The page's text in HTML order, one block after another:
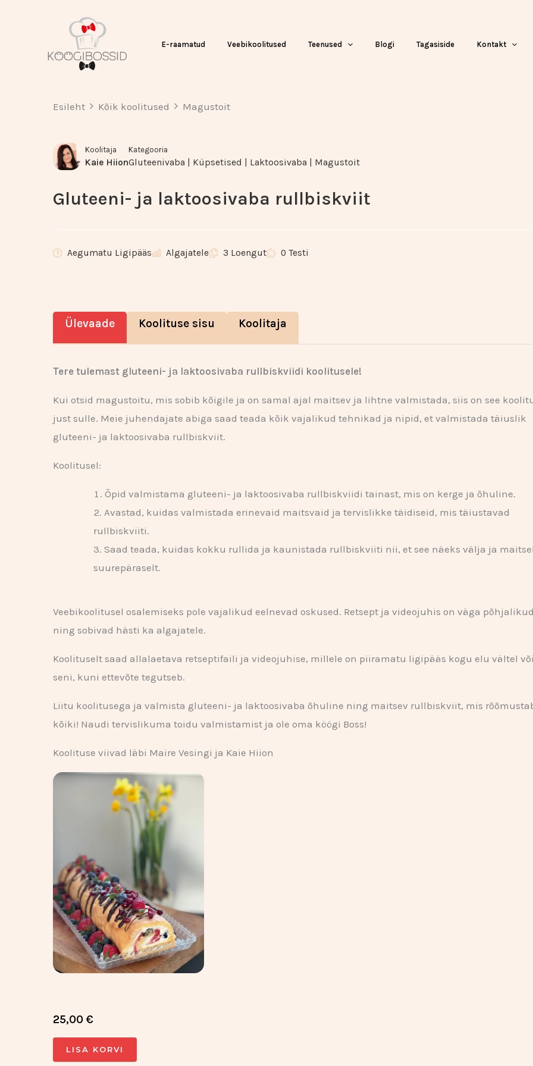
E-raamatud Veebikoolitused Teenused Blogi Tagasiside Kontakt
Esileht Kõik koolitused Magustoit
Koolitaja
Kaie Hiion
Kategooria
Gluteenivaba Küpsetised Laktoosivaba Magustoit
Gluteeni- ja laktoosivaba rullbiskviit
Aegumatu Ligipääs Algajatele 3 Loengut 0 Testi
Ülevaade Koolituse sisu Koolitaja
Tere tulemast gluteeni- ja laktoosivaba rullbiskviidi koolitusele!
Kui otsid magustoitu, mis sobib kõigile ja on samal ajal maitsev ja lihtne valmistada, siis on see
just sulle. Meie juhendajate abiga saad teada kõik vajalikud tehnikad ja nipid, et valmistada täiuslik
gluteeni- ja laktoosivaba rullbiskviit.
Koolitusel:
Õpid valmistama gluteeni- ja laktoosivaba rullbiskviidi tainast, mis on kerge ja õhuline.
Avastad, kuidas valmistada erinevaid maitsvaid ja tervislikke täidiseid, mis täiustavad
rullbiskviiti.
Saad teada, kuidas kokku rullida ja kaunistada rullbiskviiti nii, et see näeks välja ja
suurepäraselt.
Veebikoolitusel osalemiseks pole vajalikud eelnevad oskused. Retsept ja videojuhis on väga põhjalikud
ning sobivad hästi ka algajatele.
Koolituselt saad allalaetava retseptifaili ja videojuhise, millele on piiramatu ligipääs kogu elu vältel või
seni, kuni ettevõte tegutseb.
Liitu koolitusega ja valmista gluteeni- ja laktoosivaba õhuline ning maitsev rullbiskviit, mis
kõiki! Naudi tervislikuma toidu valmistamist ja ole oma köögi Boss!
Koolituse viivad läbi Maire Vesingi ja Kaie Hiion
25,00 €
LISA KORVI